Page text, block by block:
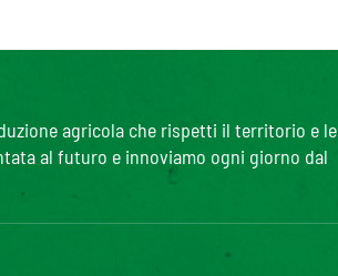
agricola che rispetti il territorio e le
al futuro e innoviamo ogni giorno dal